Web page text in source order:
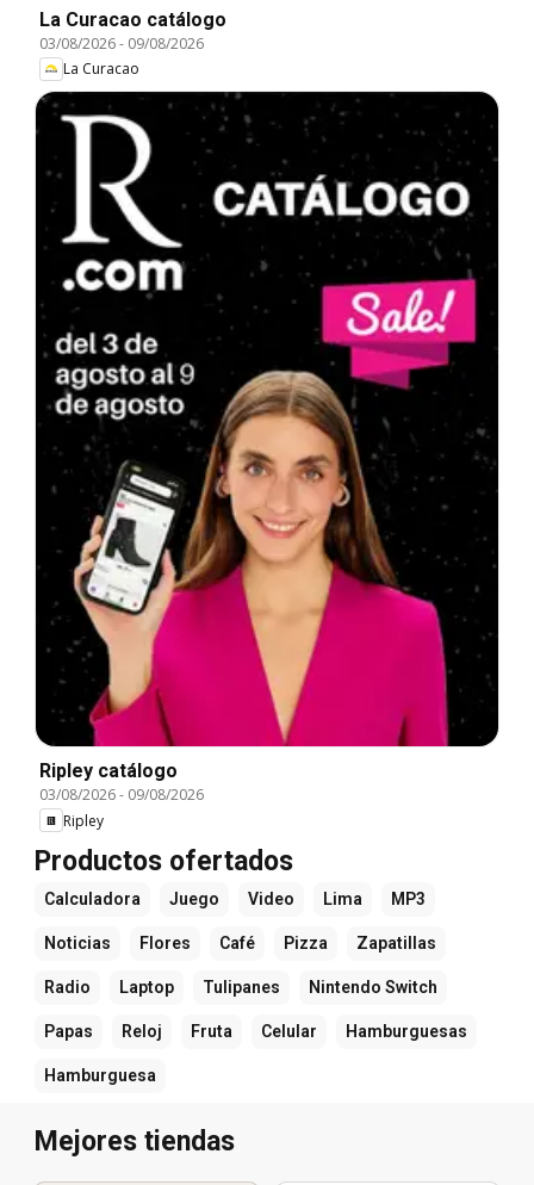
La Curacao catálogo
03/08/2026- 09/08/2026
La Curacao
Ripley catálogo
03/08/2026- 09/08/2026
Ripley
Productos ofertados
Calculadora Juego Video Lima MP3
Noticias Flores Café Pizza Zapatillas
Radio Laptop Tulipanes Nintendo Switch
Papas Reloj Fruta Celular Hamburguesas
Hamburguesa
Mejores tiendas